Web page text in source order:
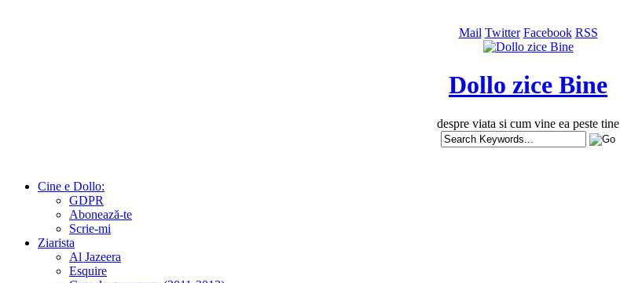
Mail Twitter Facebook RSS
Dollo zice Bine
despre viata si cum vine ea peste tine
Cine e Dollo:
GDPR
Abonează-te
Scrie-mi
Ziarista
Al Jazeera
Esquire